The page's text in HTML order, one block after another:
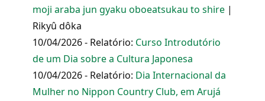
moji araba jun gyaku oboeatsukau to shire |
Rikyû dôka
10/04/2026 - Relatório: Curso Introdutório
de um Dia sobre a Cultura Japonesa
10/04/2026 - Relatório: Dia Internacional da
Mulher no Nippon Country Club, em Arujá